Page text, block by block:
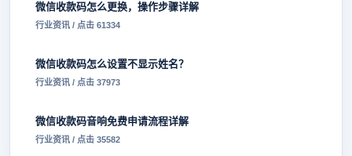
微信收款码怎么更换，操作步骤详解
行业资讯 / 点击 61334
微信收款码怎么设置不显示姓名？
行业资讯 / 点击 37973
微信收款码音响免费申请流程详解
行业资讯 / 点击 35582